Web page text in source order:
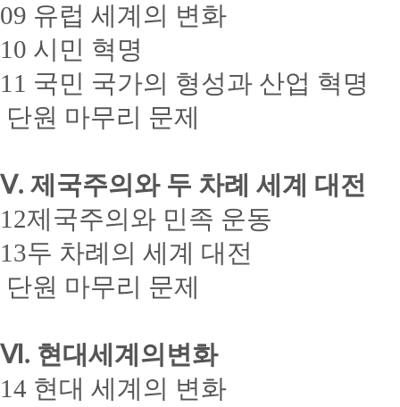
09 유럽 세계의 변화
10 시민 혁명
11 국민 국가의 형성과 산업 혁명
단원 마무리 문제
Ⅴ. 제국주의와 두 차례 세계 대전
12제국주의와 민족 운동
13두 차례의 세계 대전
단원 마무리 문제
Ⅵ. 현대세계의변화
14 현대 세계의 변화